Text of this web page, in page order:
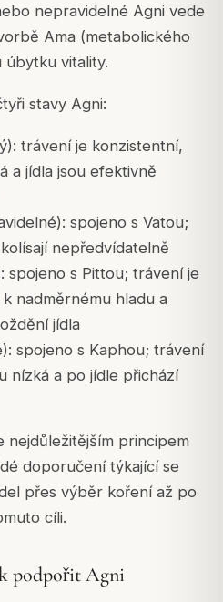
nepravidelné Agni vede
Ama (metabolického
vitality.
stavy Agni:
trávení je konzistentní,
a jídla jsou efektivně
spojeno s Vatou;
nepředvídatelně
spojeno s Pittou; trávení je
nadměrnému hladu a
jídla
spojeno s Kaphou; trávení
nízká a po jídle přichází
nejdůležitějším principem
doporučení týkající se
přes výběr koření až po
cíli.
podpořit Agni